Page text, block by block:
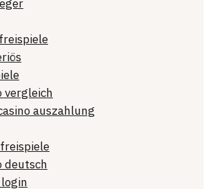
vergleich
auszahlung
deutsch